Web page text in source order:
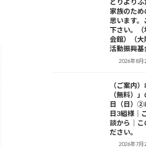
とりより
家族のため
思います。
下さい。
会館）（大
活動振興基
2026年8月
（ご案内
（無料）
日（日）
日3組様｜
談から｜こ
ださい。
2026年7月